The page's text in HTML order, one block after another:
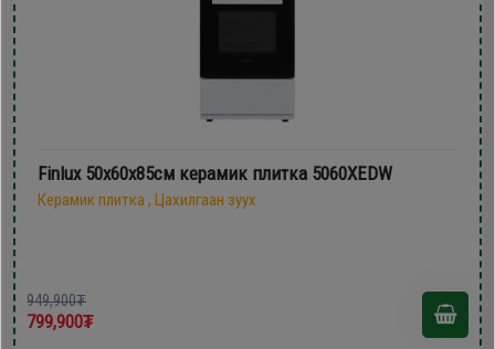
Finlux 50х60х85см керамик плитка 5060XEDW
Керамик плитка , Цахилгаан зуух
949,900₮
799,900₮